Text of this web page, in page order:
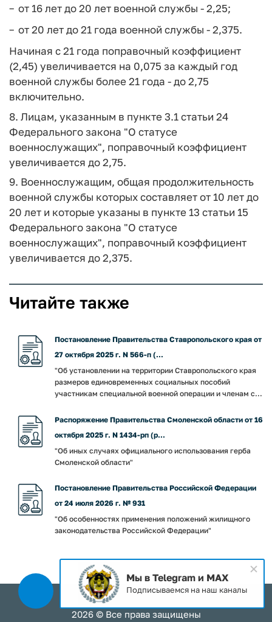
от 16 лет до 20 лет военной службы - 2,25;
от 20 лет до 21 года военной службы - 2,375.
Начиная с 21 года поправочный коэффициент
(2,45) увеличивается на 0,075 за каждый год
военной службы более 21 года - до 2,75
включительно.
8. Лицам, указанным в пункте 3.1 статьи 24
Федерального закона "О статусе
военнослужащих", поправочный коэффициент
увеличивается до 2,75.
9. Военнослужащим, общая продолжительность
военной службы которых составляет от 10 лет до
20 лет и которые указаны в пункте 13 статьи 15
Федерального закона "О статусе
военнослужащих", поправочный коэффициент
увеличивается до 2,375.
Читайте также
Постановление Правительства Ставропольского края от
27 октября 2025 г. N 566-п (...
"Об установлении на территории Ставропольского края
размеров единовременных социальных пособий
участникам специальной военной операции и членам с...
Распоряжение Правительства Смоленской области от 16
октября 2025 г. N 1434-рп (р...
"Об иных случаях официального использования герба
Смоленской области"
Постановление Правительства Российской Федерации
от 24 июля 2026 г. № 931
"Об особенностях применения положений жилищного
законодательства Российской Федерации"
2026 © Все права защищены
Мы в Telegram и MAX
Подписываемся на наш каналы